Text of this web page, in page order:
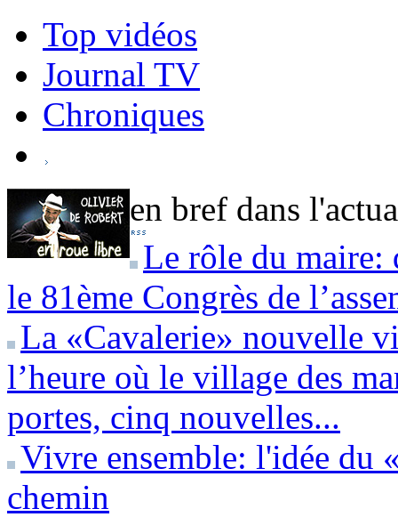
Top vidéos
Journal TV
Chroniques
en bref dans
Le rôle du
le 81ème Congrès de
La «Cavalerie» nouvelle
l’heure où le village des
portes, cinq nouvelles...
Vivre ensemble: l'idée du
chemin